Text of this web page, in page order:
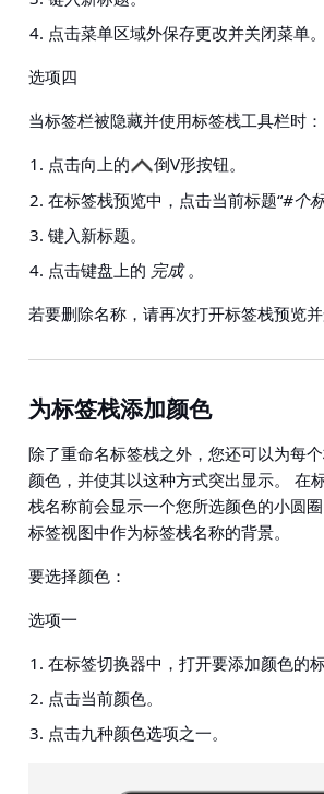
点击菜单区域外保存更改并关闭菜单。
选项四
当标签栏被隐藏并使用标签栈工具栏时：
点击向上的
倒V形按钮。
在标签栈预览中，点击当前标题“#个
键入新标题。
点击键盘上的 完成。
若要删除名称，请再次打开标签栈预览并
为标签栈添加颜色
除了重命名标签栈之外，您还可以为每
颜色，并使其以这种方式突出显示。 在
栈名称前会显示一个您所选颜色的小圆
标签视图中作为标签栈名称的背景。
要选择颜色：
选项一
在标签切换器中，打开要添加颜色的标
点击当前颜色。
点击九种颜色选项之一。